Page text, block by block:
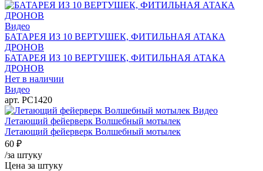
Видео
БАТАРЕЯ ИЗ 10 ВЕРТУШЕК, ФИТИЛЬНАЯ АТАКА
ДРОНОВ
БАТАРЕЯ ИЗ 10 ВЕРТУШЕК, ФИТИЛЬНАЯ АТАКА
ДРОНОВ
Нет в наличии
Видео
арт. РС1420
Видео
Летающий фейерверк Волшебный мотылек
Летающий фейерверк Волшебный мотылек
60 ₽
/за штуку
Цена за штуку